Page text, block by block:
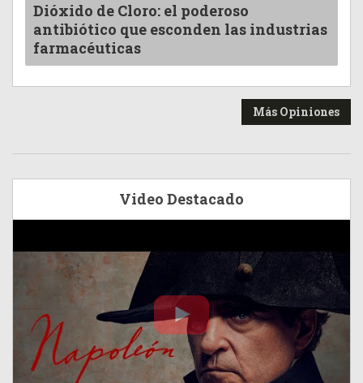
Dióxido de Cloro: el poderoso
antibiótico que esconden las industrias
farmacéuticas
Más Opiniones
Video Destacado